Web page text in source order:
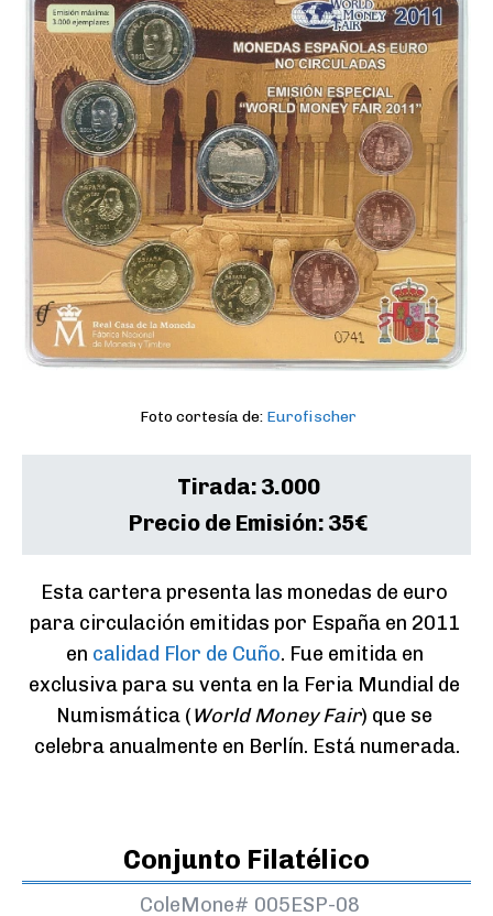
Foto cortesía de: Eurofischer
Tirada: 3.000
Precio de Emisión: 35€
Esta cartera presenta las monedas de euro
para circulación emitidas por España en 2011
en calidad Flor de Cuño. Fue emitida en
exclusiva para su venta en la Feria Mundial de
Numismática (World Money Fair) que se
celebra anualmente en Berlín. Está numerada.
Conjunto Filatélico
ColeMone# 005ESP-08